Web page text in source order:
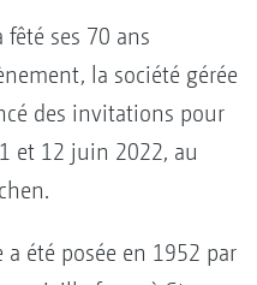
ses 70 ans
la société gérée
des invitations pour
et 12 juin 2022, au
été posée en 1952 par